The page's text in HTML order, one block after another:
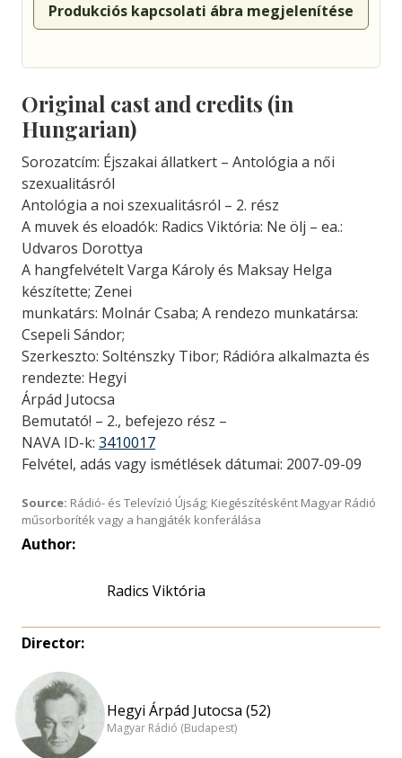
Produkciós kapcsolati ábra megjelenítése
Original cast and credits (in
Hungarian)
Sorozatcím: Éjszakai állatkert – Antológia a női
szexualitásról
Antológia a noi szexualitásról – 2. rész
A muvek és eloadók: Radics Viktória: Ne ölj – ea.:
Udvaros Dorottya
A hangfelvételt Varga Károly és Maksay Helga
készítette; Zenei
munkatárs: Molnár Csaba; A rendezo munkatársa:
Csepeli Sándor;
Szerkeszto: Solténszky Tibor; Rádióra alkalmazta és
rendezte: Hegyi
Árpád Jutocsa
Bemutató! – 2., befejezo rész –
NAVA ID-k: 3410017
Felvétel, adás vagy ismétlések dátumai: 2007-09-09
Source: Rádió- és Televízió Újság; Kiegészítésként Magyar Rádió
műsorboríték vagy a hangjáték konferálása
Author:
Radics Viktória
Director:
Hegyi Árpád Jutocsa (52)
Magyar Rádió (Budapest)